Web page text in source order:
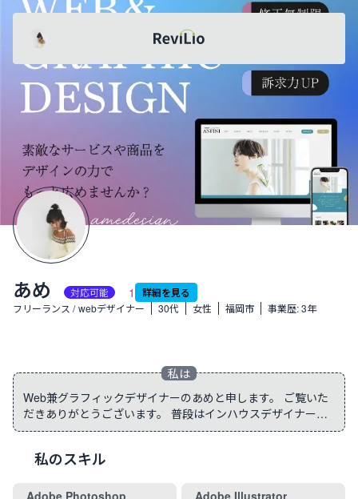
あめ レビリオ
あめ 対応可能 1 詳細を見る
職業:
フリーランス / webデザイナー 生年月日:
30代 性別:
女性 場所:
福岡市 事業歴:3年
Web兼グラフィックデザイナーのあめと申します。 ご覧いた
だきありがとうございます。 普段はインハウスデザイナーと
して企業に努めながら、フリーでも活動をしております。 10
感で、SNSが趣味。 おっ！と思わず目に留まるようなインパ
Photoshop・Illustrator・Figma WEB HP/LPデザイン・バナー
私のスキル
Adobe Photoshop Adobe Illustrator